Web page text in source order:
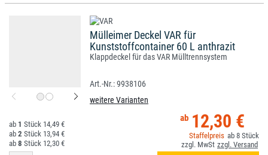
Mülleimer Deckel VAR für
Kunststoffcontainer 60 L anthrazit
Klappdeckel für das VAR Mülltrennsystem
9938106
weitere Varianten
12,30 €
8
1
14,49 €
2
13,94 €
8
12,30 €